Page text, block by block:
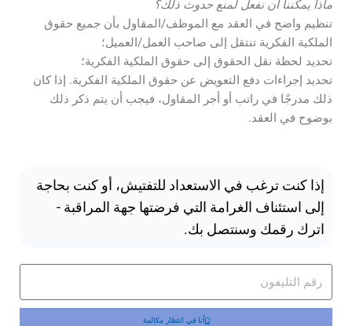
ماذا يمكننا أن نفعل لمنع حدوث ذلك؟
تنظيم واضح في العقد مع الموظف/المقاول بأن جميع حقوق
الملكية الفكرية تنتقل إلى صاحب العمل/العميل؛
تحديد لحظة نقل الحقوق إلى حقوق الملكية الفكرية؛
تحديد إجراءات دفع التعويض عن حقوق الملكية الفكرية. إذا كان
ذلك مدرجًا في راتب أو أجر المقاول، فيجب أن يتم ذكر ذلك
بوضوح في العقد.
إذا كنت ترغب في الاستعداد للتفتيش، أو كنت بحاجة
إلى استئناف الغرامة التي فرضتها جهة المراقبة -
اترك رقمك وسنتصل بك.
أنا في انتظار مكالمة